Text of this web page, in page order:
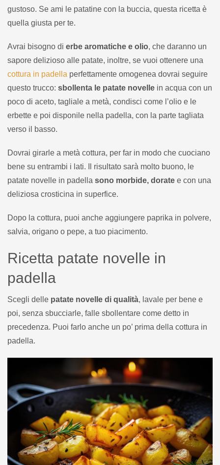
gustoso. Se ami le patatine con la buccia, questa ricetta è
quella giusta per te.
Avrai bisogno di erbe aromatiche e olio, che daranno un
sapore delizioso alle patate, inoltre, se vuoi ottenere una
cottura in padella perfettamente omogenea dovrai seguire
questo trucco: sbollenta le patate novelle in acqua con un
poco di aceto, tagliale a metà, condisci come l’olio e le
erbette e poi disponile nella padella, con la parte tagliata
verso il basso.
Dovrai girarle a metà cottura, per far in modo che cuociano
bene su entrambi i lati. Il risultato sarà molto buono, le
patate novelle in padella sono morbide, dorate e con una
deliziosa crosticina in superfice.
Dopo la cottura, puoi anche aggiungere paprika in polvere,
salvia, origano o pepe, a tuo piacimento.
Ricetta patate novelle in
padella
Scegli delle patate novelle di qualità, lavale per bene e
poi, senza sbucciarle, falle sbollentare come detto in
precedenza. Puoi farlo anche un po’ prima della cottura in
padella.